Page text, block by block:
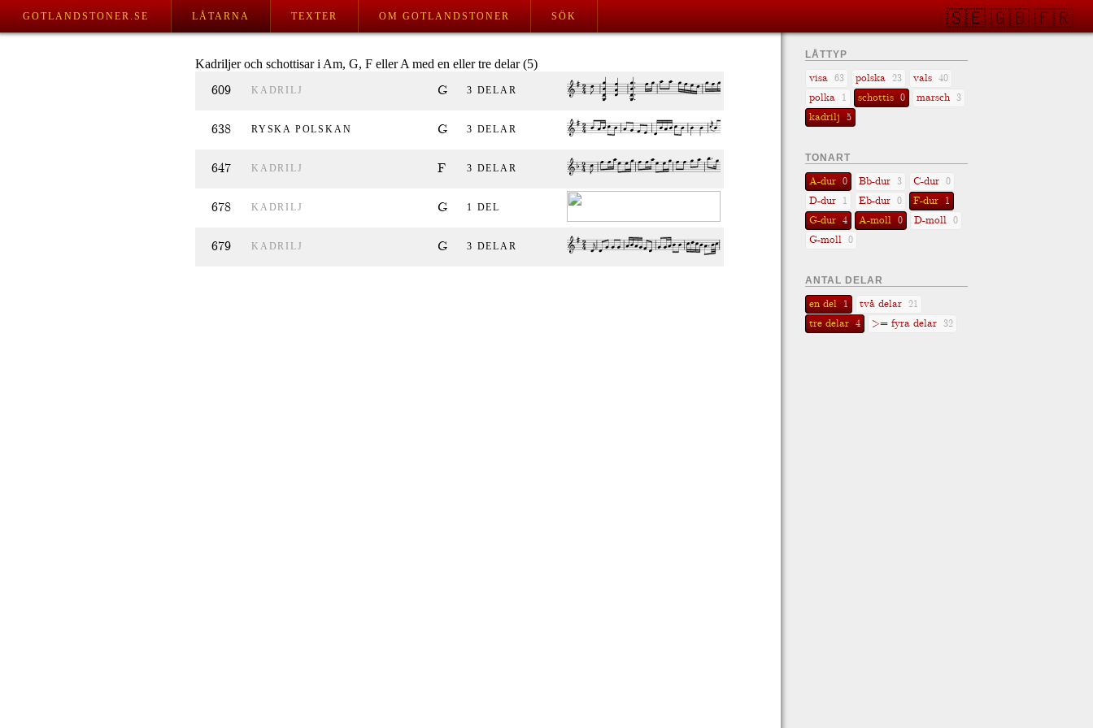
GOTLANDSTONER.SE LÅTARNA TEXTER OM GOTLANDSTONER SÖK 🇸🇪 🇬🇧 🇫🇷
Kadriljer och schottisar i Am, G, F eller A med en eller tre delar (5)
609 KADRILJ G 3 DELAR
638 RYSKA POLSKAN G 3 DELAR
647 KADRILJ F 3 DELAR
678 KADRILJ G 1 DEL
679 KADRILJ G 3 DELAR
LÅTTYP
visa 63 polska 23 vals 40
polka 1 schottis 0 marsch 3
kadrilj 5
TONART
A-dur 0 Bb-dur 3 C-dur 0
D-dur 1 Eb-dur 0 F-dur 1
G-dur 4 A-moll 0 D-moll 0
G-moll 0
ANTAL DELAR
en del 1 två delar 21
tre delar 4 >= fyra delar 32